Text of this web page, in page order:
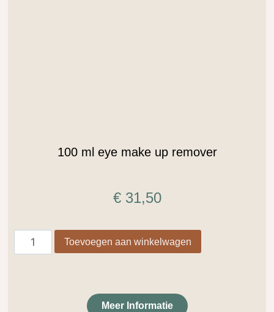
100 ml eye make up remover
€31,50
Toevoegen aan winkelwagen
Meer Informatie